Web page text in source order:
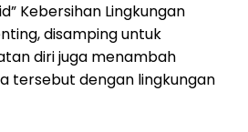
Kebersihan Lingkungan
disamping untuk
diri juga menambah
tersebut dengan lingkungan